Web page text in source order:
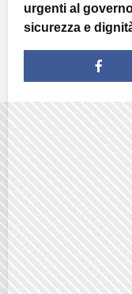
urgenti al
sicurezza e